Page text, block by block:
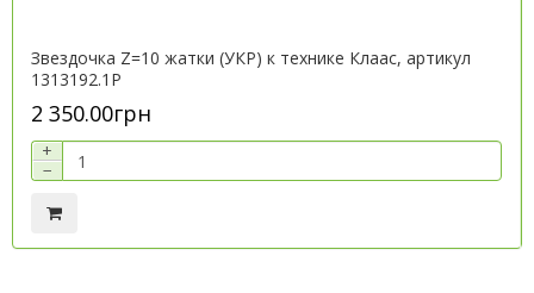
Звездочка Z=10 жатки (УКР) к технике Клаас, артикул
1313192.1P
2 350.00грн
+
−